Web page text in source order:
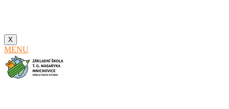
X
MENU